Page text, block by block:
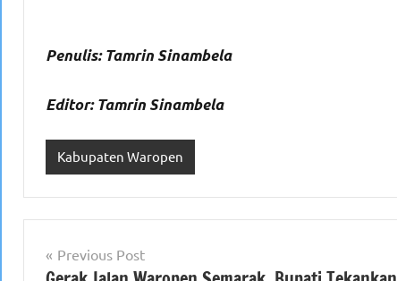
Penulis: Tamrin Sinambela
Editor: Tamrin Sinambela
Kabupaten Waropen
Navigasi
Previous Post